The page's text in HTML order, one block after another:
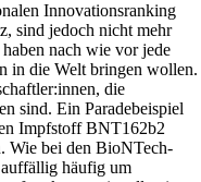
Innovationsranking
sind jedoch nicht mehr
nach wie vor jede
in die Welt bringen wollen.
die
sind. Ein Paradebeispiel
Impfstoff BNT162b2
Wie bei den BioNTech-
häufig um